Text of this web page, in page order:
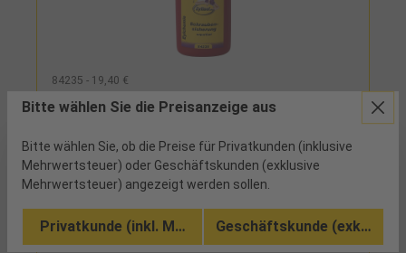
84235 - 19,40 €
Schraubensicherung superfest 50ml rot
6 verfügbar
Dichten von Schrauben, Muttern und Stehbolzen
Bitte wählen Sie die Preisanzeige aus
Bitte wählen Sie, ob die Preise für Privatkunden (inklusive
Mehrwertsteuer) oder Geschäftskunden (exklusive
Mehrwertsteuer) angezeigt werden sollen.
Privatkunde (inkl. MwSt.) Geschäftskunde (exkl.